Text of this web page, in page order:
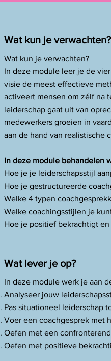
Wat kun je verwachten?
Wat kun je verwachten?
In deze module leer je de
visie de meest effectieve
activeert mensen om zélf na
leiderschap gaat uit van
medewerkers groeien in
aan de hand van realistische
In deze module behandelen
Hoe je je leiderschapsstijl
Hoe je gestructureerde
Welke 4 typen
Welke coachingsstijlen je
Hoe je positief bekrachtigt
Wat lever je op?
​In deze module werk je aan
Analyseer jouw
Pas situationeel leiderschap
Voer een coachgesprek met
Oefen met een
Oefen met positieve